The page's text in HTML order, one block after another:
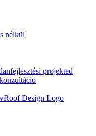
nélkül
projekted